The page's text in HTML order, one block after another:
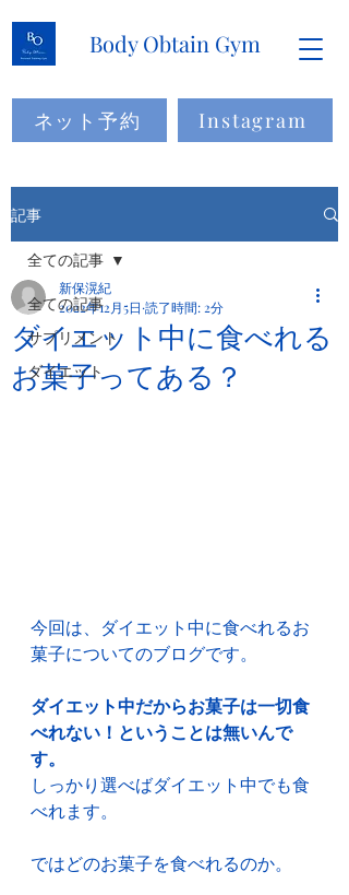
Body Obtain Gym
ネット予約 Instagram
記事
全ての記事
サプリメント
ダイエット
全ての記事
ダイエット中に食べれる
お菓子ってある？
新保滉紀
2022年12月5日 読了時間: 2分
今回は、ダイエット中に食べれるお
菓子についてのブログです。
ダイエット中だからお菓子は一切食
べれない！ということは無いんで
す。
しっかり選べばダイエット中でも食
べれます。
ではどのお菓子を食べれるのか。